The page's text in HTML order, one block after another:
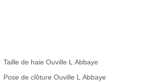
Taille de haie Ouville L Abbaye
Pose de clôture Ouville L Abbaye